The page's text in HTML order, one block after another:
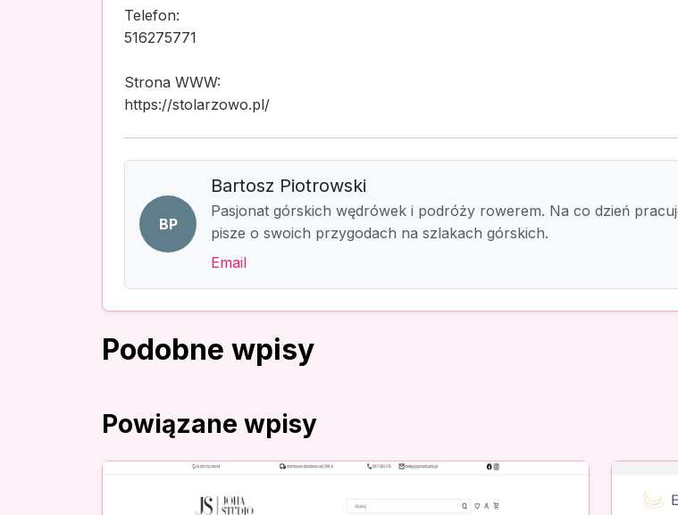
Telefon:
516275771
Strona WWW:
https://stolarzowo.pl/
BP
Bartosz Piotrowski
Pasjonat górskich wędrówek i podróży rowerem. Na co dzień
pisze o swoich przygodach na szlakach górskich.
Email
Podobne wpisy
Powiązane wpisy